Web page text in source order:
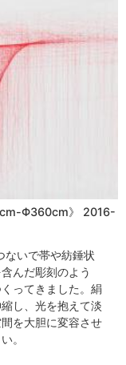
Φ360cm》 2016-
ないで帯や紡錘状
んだ彫刻のよう
ってきました。絹
し、光を抱えて淡
を大胆に変容させ
。